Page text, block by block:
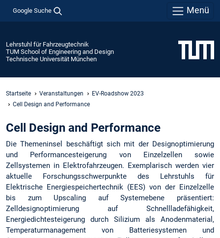
Google Suche Menü
Lehrstuhl für Fahrzeugtechnik
TUM School of Engineering and Design
Technische Universität München
Startseite Veranstaltungen
EV-Roadshow 2023
Cell Design and Performance
Cell Design and Performance
Die Themeninsel beschäftigt sich mit der Designoptimierung
und Performancesteigerung von Einzelzellen sowie
Zellsystemen in Elektrofahrzeugen. Exemplarisch werden vier
aktuelle Forschungsschwerpunkte des Lehrstuhls für
Elektrische Energiespeichertechnik (EES) von der Einzelzelle
bis zum Upscaling auf Systemebene präsentiert:
Zelldesignoptimierung auf Schnellladefähigkeit,
Energiedichtesteigerung durch Silizium als Anodenmaterial,
Temperaturmanagement von Batteriesystemen und